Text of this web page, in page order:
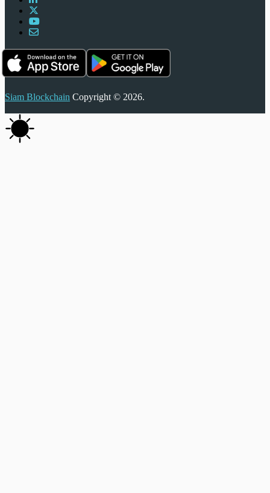
Siam Blockchain Copyright © 2026.